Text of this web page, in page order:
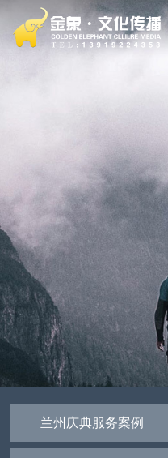
兰州庆典服务案例